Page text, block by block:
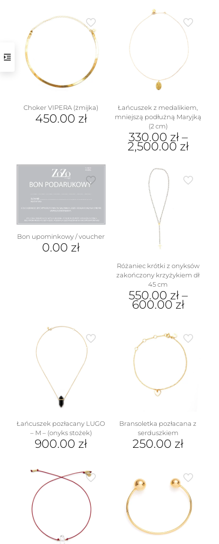
Choker VIPERA (żmijka)
450.00 zł
Łańcuszek z medalikiem,
mniejszą podłużną Maryjką
(2 cm)
330.00 zł–
2,500.00 zł
produkt
ma
wiele
wariantów.
Opcje
można
wybrać
na
stronie
produktu
Bon upominkowy / voucher
0.00 zł
Różaniec krótki z onyksów
zakończony krzyżykiem dł
45 cm
550.00 zł–
600.00 zł
ma
wariantów.
wybrać
na
Łańcuszek pozłacany LUGO
– M – (onyks stożek)
900.00 zł
ma
wiele
wariantów.
stronie
Bransoletka pozłacana z
serduszkiem
250.00 zł